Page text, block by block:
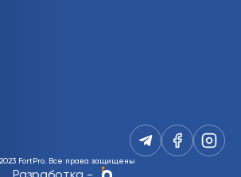
FortPro. Все права защищены